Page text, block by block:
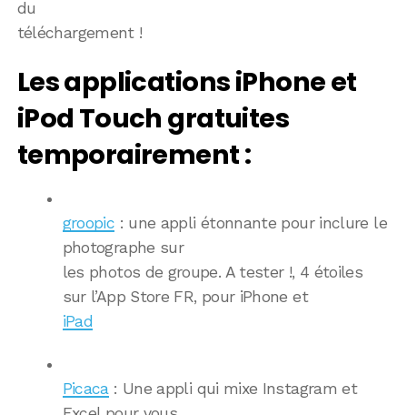
du
téléchargement !
Les applications iPhone et
iPod Touch gratuites
temporairement :
groopic : une appli étonnante pour inclure le
photographe sur
les photos de groupe. A tester !, 4 étoiles
sur l’App Store FR, pour iPhone et
iPad
Picaca: Une appli qui mixe Instagram et